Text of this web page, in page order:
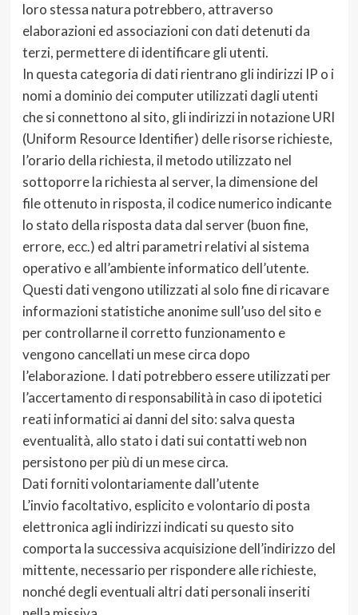
loro stessa natura potrebbero, attraverso
elaborazioni ed associazioni con dati detenuti da
terzi, permettere di identificare gli utenti.
In questa categoria di dati rientrano gli indirizzi IP o i
nomi a dominio dei computer utilizzati dagli utenti
che si connettono al sito, gli indirizzi in notazione URI
(Uniform Resource Identifier) delle risorse richieste,
l’orario della richiesta, il metodo utilizzato nel
sottoporre la richiesta al server, la dimensione del
file ottenuto in risposta, il codice numerico indicante
lo stato della risposta data dal server (buon fine,
errore, ecc.) ed altri parametri relativi al sistema
operativo e all’ambiente informatico dell’utente.
Questi dati vengono utilizzati al solo fine di ricavare
informazioni statistiche anonime sull’uso del sito e
per controllarne il corretto funzionamento e
vengono cancellati un mese circa dopo
l’elaborazione. I dati potrebbero essere utilizzati per
l’accertamento di responsabilità in caso di ipotetici
reati informatici ai danni del sito: salva questa
eventualità, allo stato i dati sui contatti web non
persistono per più di un mese circa.
Dati forniti volontariamente dall’utente
L’invio facoltativo, esplicito e volontario di posta
elettronica agli indirizzi indicati su questo sito
comporta la successiva acquisizione dell’indirizzo del
mittente, necessario per rispondere alle richieste,
nonché degli eventuali altri dati personali inseriti